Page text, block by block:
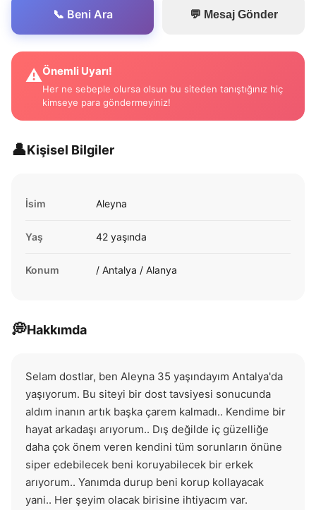
📞 Beni Ara 💬 Mesaj Gönder
⚠️Önemli Uyarı!
Her ne sebeple olursa olsun bu siteden tanıştığınız hiç
kimseye para göndermeyiniz!
👤Kişisel Bilgiler
İsim Aleyna
Yaş 42 yaşında
Konum / Antalya / Alanya
💭Hakkımda
Selam dostlar, ben Aleyna 35 yaşındayım Antalya'da
yaşıyorum. Bu siteyi bir dost tavsiyesi sonucunda
aldım inanın artık başka çarem kalmadı.. Kendime bir
hayat arkadaşı arıyorum.. Dış değilde iç güzelliğe
daha çok önem veren kendini tüm sorunların önüne
siper edebilecek beni koruyabilecek bir erkek
arıyorum.. Yanımda durup beni korup kollayacak
yani.. Her şeyim olacak birisine ihtiyacım var.